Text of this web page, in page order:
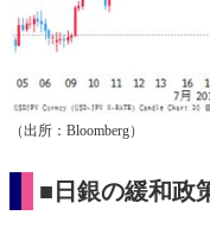
（出所：Bloomberg）
■日銀の緩和政